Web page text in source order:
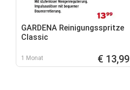
GARDENA Reinigungsspritze
Classic
1 Monat € 13,99